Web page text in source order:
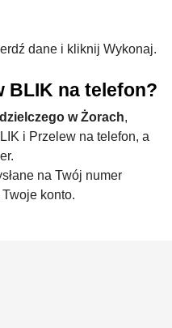
dane i kliknij Wykonaj.
BLIK na telefon?
w Żorach,
i Przelew na telefon, a
na Twój numer
konto.